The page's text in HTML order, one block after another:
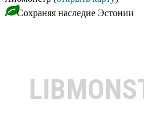
Сохраняя наследие Эстонии